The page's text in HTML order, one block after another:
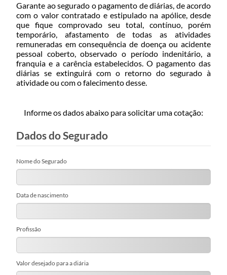
Garante ao segurado o pagamento de diárias, de acordo
com o valor contratado e estipulado na apólice, desde
que fique comprovado seu total, contínuo, porém
temporário, afastamento de todas as atividades
remuneradas em consequência de doença ou acidente
pessoal coberto, observado o período indenitário, a
franquia e a carência estabelecidos. O pagamento das
diárias se extinguirá com o retorno do segurado à
atividade ou com o falecimento desse.
Informe os dados abaixo para solicitar uma cotação:
Dados do Segurado
Nome do Segurado
Data de nascimento
Profissão
Valor desejado para a diária